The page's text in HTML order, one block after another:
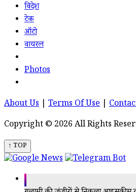
विदेश
टेक
ऑटो
वायरल
Photos
About Us Terms Of Use
Copyright © 2026 All Rights
↑ TOP